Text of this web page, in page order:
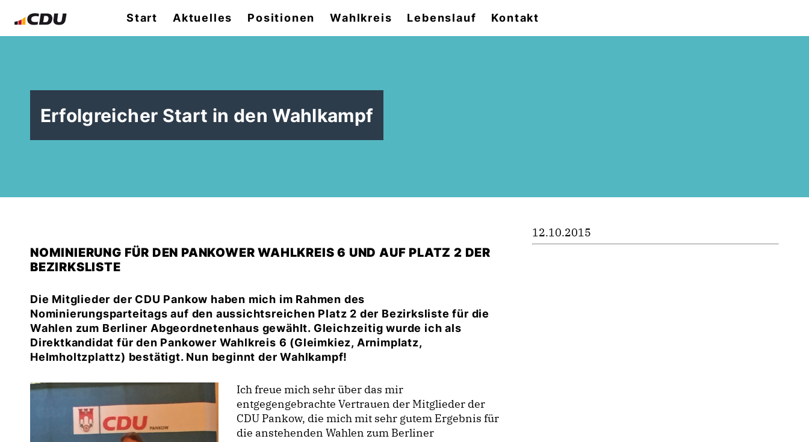
Start Aktuelles Positionen Wahlkreis Lebenslauf Kontakt
Erfolgreicher Start in den Wahlkampf
NOMINIERUNG FÜR DEN PANKOWER WAHLKREIS 6 UND AUF PLATZ 2 DER
BEZIRKSLISTE
Die Mitglieder der CDU Pankow haben mich im Rahmen des
Nominierungsparteitags auf den aussichtsreichen Platz 2 der Bezirksliste für die
Wahlen zum Berliner Abgeordnetenhaus gewählt. Gleichzeitig wurde ich als
Direktkandidat für den Pankower Wahlkreis 6 (Gleimkiez, Arnimplatz,
Helmholtzplattz) bestätigt. Nun beginnt der Wahlkampf!
Ich freue mich sehr über das mir
entgegengebrachte Vertrauen der Mitglieder der
CDU Pankow, die mich mit sehr gutem Ergebnis für
die anstehenden Wahlen zum Berliner
12.10.2015